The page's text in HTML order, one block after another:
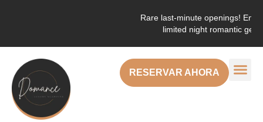
Rare last-minute openings! Enjoy the
limited night romantic getaways.
RESERVAR AHORA